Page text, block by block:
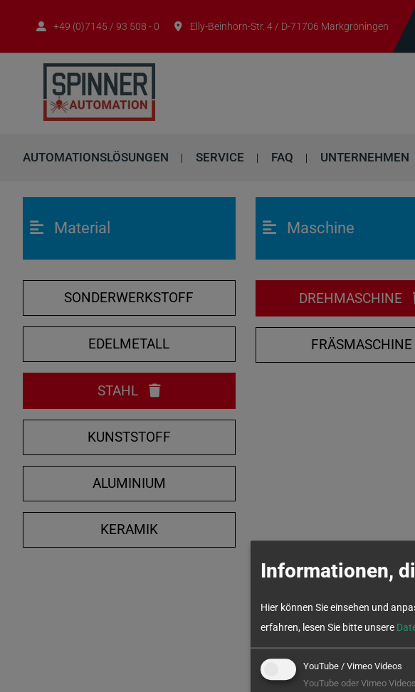
+49 (0)7145 / 93 508 - 0 Elly-Beinhorn-Str. 4 / D-71706 Markgröningen
AUTOMATIONSLÖSUNGEN SERVICE FAQ UNTERNEHMEN
Material
SONDERWERKSTOFF
EDELMETALL
STAHL
KUNSTSTOFF
ALUMINIUM
KERAMIK
Maschine
DREHMASCHINE
FRÄSMASCHINE
Informationen,
Hier können Sie einsehen und
erfahren, lesen Sie bitte unsere
YouTube / Vimeo Videos
YouTube oder Vimeo